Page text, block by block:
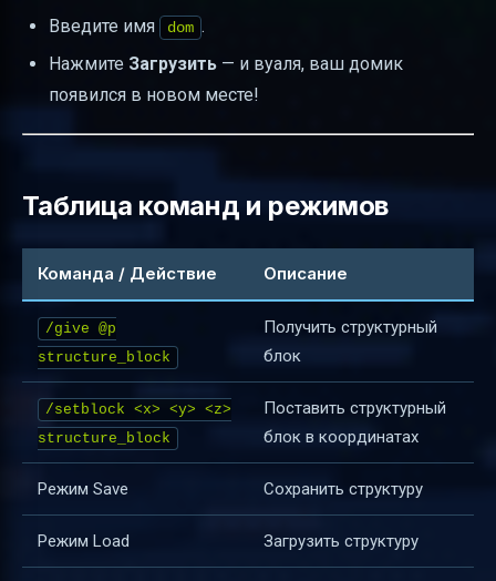
Введите имя
dom .
Нажмите Загрузить — и вуаля, ваш домик
появился в новом месте!
Таблица команд и режимов
Команда / Действие Описание
/give @p
structure_block
Получить структурный
блок
/setblock <x> <y> <z>
structure_block
Поставить структурный
блок в координатах
Режим Save Сохранить структуру
Режим Load Загрузить структуру